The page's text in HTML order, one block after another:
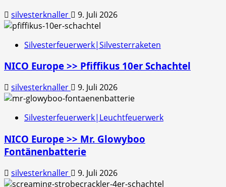
silvesterknaller 9. Juli 2026
Silvesterfeuerwerk|Silvesterraketen
NICO Europe >> Pfiffikus 10er Schachtel
silvesterknaller 9. Juli 2026
Silvesterfeuerwerk|Leuchtfeuerwerk
NICO Europe >> Mr. Glowyboo
Fontänenbatterie
silvesterknaller 9. Juli 2026